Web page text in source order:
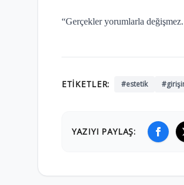
“Gerçekler yorumlarla değişmez.
ETIKETLER: #estetik
YAZIYI PAYLAŞ: